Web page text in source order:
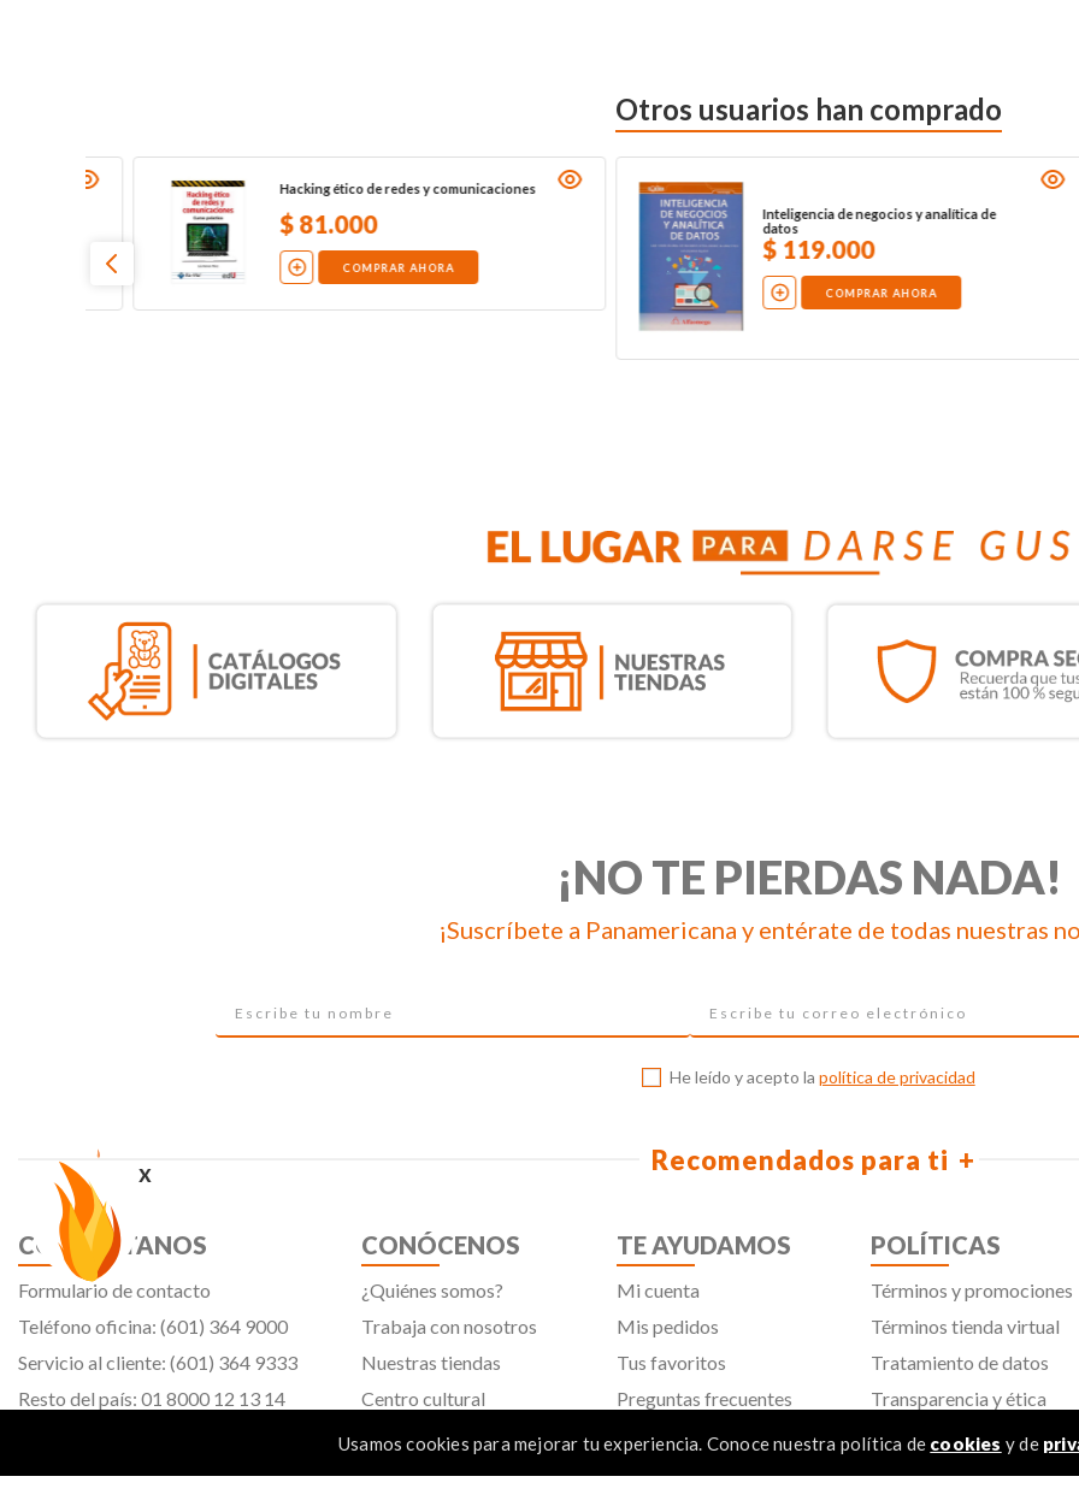
x
Usamos cookies para mejorar tu experiencia. Conoce nuestra política de cookies y de
Otros usuarios han comprado
Inteligencia de negocios y analítica de
119.000
JavaScript edición 2018
$ 79.000
COMPRAR AHORA
¡NO TE PIERDAS NADA!
¡Suscríbete a Panamericana y entérate de todas nuestras
He leído y acepto la política de privacidad
Recomendados para ti
CONTÁCTANOS
Formulario de contacto
Teléfono oficina: (601) 364 9000
Servicio al cliente: (601) 364 9333
Resto del país: 01 8000 12 13 14
Servicliente@panamericana.com.co
CONÓCENOS
¿Quiénes somos?
Trabaja con nosotros
Nuestras tiendas
Centro cultural
TE AYUDAMOS
Mi cuenta
Mis pedidos
Tus favoritos
Preguntas frecuentes
Línea ética
Proveedores
POLÍTICAS
Términos y promociones
Términos tienda virtual
Tratamiento de datos
Transparencia y ética
Política de cookies